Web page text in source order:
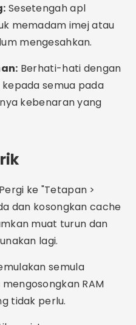
untuk menaik taraf
6GB atau lebih
baik.
aplikasi
yang terbaik?
pada mana-